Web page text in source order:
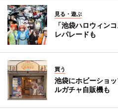
見る・遊ぶ
「池袋ハロウィン
レパレードも
買う
池袋にホビーショ
ルガチャ自販機も